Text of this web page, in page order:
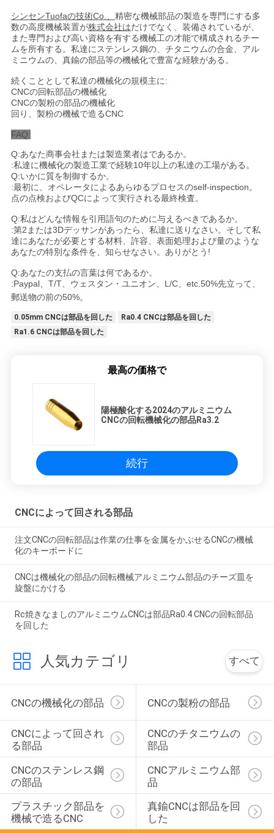
プ
ラ
イ
バ
シ
ー
ポ
リ
シ
ー
シンセンTuofaの技術Co.、 精密な機械部品の製造を専門にする多
数の高度機械装置が株式会社はだけでなく、装備されているが、
また専門および高い資格を有する機械工の才能で構成されるチー
ムを所有する。私達にステンレス鋼の、チタニウムの合金、アル
ミニウムの、真鍮の部品等の機械化で豊富な経験がある。
続くこととして私達の機械化の規模主に:
CNCの回転部品の機械化
CNCの製粉の部品の機械化
回り、製粉の機械で造るCNC
FAQ:
Q:あなた商事会社または製造業者はであるか。
:私達に機械化の製造工業で経験10年以上の私達の工場がある。
Q:いかに質を制御するか。
:最初に、オペレータによるあらゆるプロセスのself-inspection。
点の点検およびQCによって実行される最終検査。
Q:私はどんな情報を引用語句のために与えるべきであるか。
:第2または3Dデッサンがあったら、私達に送りなさい。そして私
達にあなたが必要とする材料、許容、表面処理および量のような
あなたの特別な条件を、知らせなさい。ありがとう!
Q:あなたの支払の言葉は何であるか。
:Paypal、T/T、ウェスタン・ユニオン、L/C、etc.50%先立って、
郵送物の前の50%。
0.05mm CNCは部品を回した
Ra0.4 CNCは部品を回した
Ra1.6 CNCは部品を回した
最高の価格で
陽極酸化する2024のアルミニウム
CNCの回転機械化の部品Ra3.2
続行
CNCによって回される部品
注文CNCの回転部品は作業の仕事を金属をかぶせるCNCの機械
化のキーボードに
CNCは機械化の部品の回転機械アルミニウム部品のチーズ皿を
旋盤にかける
Rc焼きなましのアルミニウムCNCは部品Ra0.4 CNCの回転部品
を回した
人気カテゴリ すべて
CNCの機械化の部品 CNCの製粉の部品
CNCによって回され
る部品
CNCのチタニウムの
部品
CNCのステンレス鋼
の部品
CNCアルミニウム部
品
プラスチック部品を
機械で造るCNC
真鍮CNCは部品を回
した